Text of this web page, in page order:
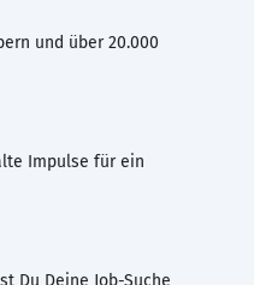
und über 20.000
Impulse für ein
Du Deine Job-Suche